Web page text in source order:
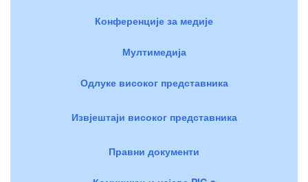
Конференције за медије
Мултимедија
Одлуке високог представника
Извјештаји високог представника
Правни документи